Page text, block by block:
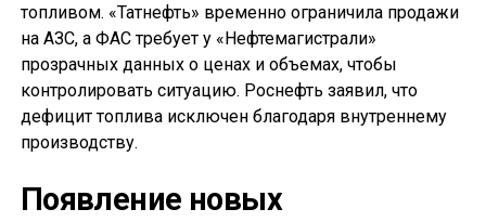
топливом. «Татнефть» временно ограничила продажи
на АЗС, а ФАС требует у «Нефтемагистрали»
прозрачных данных о ценах и объемах, чтобы
контролировать ситуацию. Роснефть заявил, что
дефицит топлива исключен благодаря внутреннему
производству.
Появление новых